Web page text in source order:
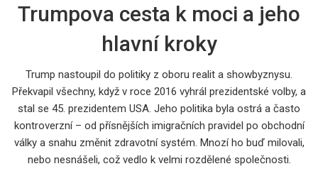
Trumpova cesta k moci a jeho
hlavní kroky
Trump nastoupil do politiky z oboru realit a showbyznysu.
Překvapil všechny, když v roce 2016 vyhrál prezidentské volby, a
stal se 45. prezidentem USA. Jeho politika byla ostrá a často
kontroverzní – od přísnějších imigračních pravidel po obchodní
války a snahu změnit zdravotní systém. Mnozí ho buď milovali,
nebo nesnášeli, což vedlo k velmi rozdělené společnosti.